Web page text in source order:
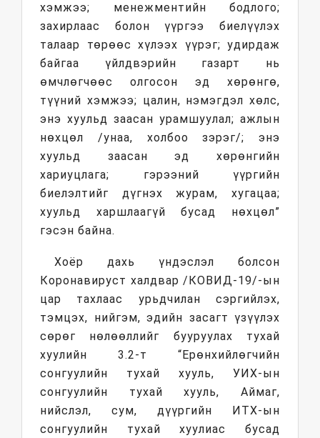
хэмжээ; менежментийн бодлого;
захирлаас болон үүргээ биелүүлэх
талаар төрөөс хүлээх үүрэг; удирдаж
байгаа үйлдвэрийн газарт нь
өмчлөгчөөс олгосон эд хөрөнгө,
түүний хэмжээ; цалин, нэмэгдэл хөлс,
энэ хуульд заасан урамшуулал; ажлын
нөхцөл /унаа, холбоо зэрэг/; энэ
хуульд заасан эд хөрөнгийн
хариуцлага; гэрээний үүргийн
биелэлтийг дүгнэх журам, хугацаа;
хуульд харшлаагүй бусад нөхцөл”
гэсэн байна.
Хоёр дахь үндэслэл болсон
Коронавируст халдвар /КОВИД-19/-ын
цар тахлаас урьдчилан сэргийлэх,
тэмцэх, нийгэм, эдийн засагт үзүүлэх
сөрөг нөлөөллийг бууруулах тухай
хуулийн 3.2-т “Ерөнхийлөгчийн
сонгуулийн тухай хууль, УИХ-ын
сонгуулийн тухай хууль, Аймаг,
нийслэл, сум, дүүргийн ИТХ-ын
сонгуулийн тухай хуулиас бусад